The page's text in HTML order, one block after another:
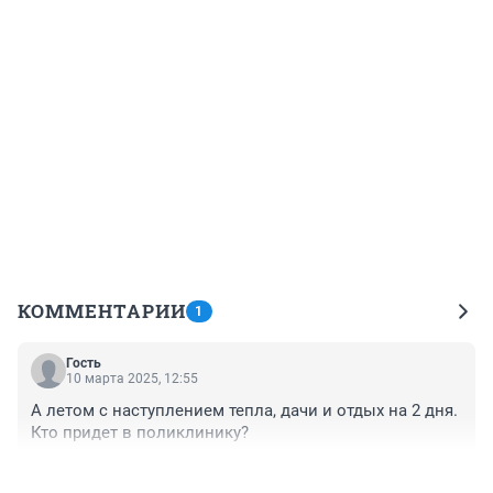
КОММЕНТАРИИ 1
Гость
10 марта 2025, 12:55
А летом с наступлением тепла, дачи и отдых на 2 дня.
Кто придет в поликлинику?